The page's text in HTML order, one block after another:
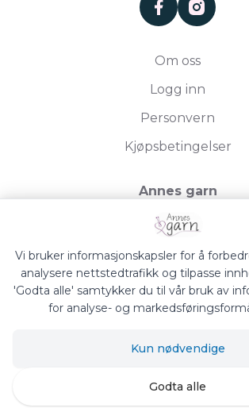
facebookinstagram
Om oss
Logg inn
Personvern
Kjøpsbetingelser
Annes garn
Storgata 19, 2750 Gran
Org.nr. 994050613
Siden driftes avShoplabs
Vi bruker informasjonskapsler for å
analysere nettstedtrafikk og tilpasse
'Godta alle' samtykker du til vår bruk av
for analyse- og
Kun nødvendige
Godta alle